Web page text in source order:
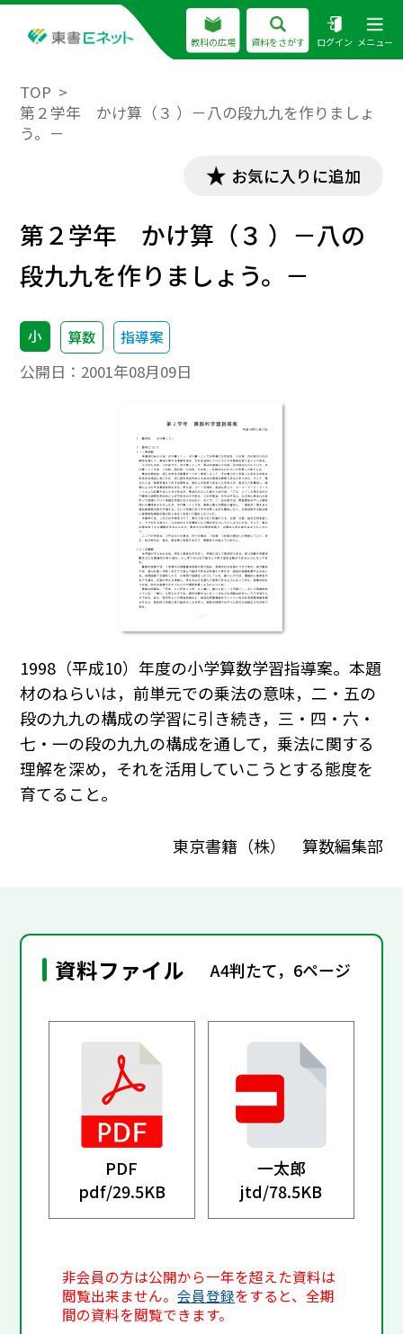
教科の広場 資料をさがす ログイン メニュー
TOP
第２学年 かけ算（３ ）－八の段九九を作りましょ
う。－
お気に入りに追加
第２学年 かけ算（３ ）－八の
段九九を作りましょう。－
小 算数 指導案
公開日： 2001年08月09日
1998（平成10）年度の小学算数学習指導案。本題
材のねらいは，前単元での乗法の意味，二・五の
段の九九の構成の学習に引き続き，三・四・六・
七・一の段の九九の構成を通して，乗法に関する
理解を深め，それを活用していこうとする態度を
育てること。
東京書籍（株） 算数編集部
資料ファイル A4判たて，6ページ
PDF
pdf/29.5KB
一太郎
jtd/78.5KB
非会員の方は公開から一年を超えた資料は
閲覧出来ません。会員登録をすると、全期
間の資料を閲覧できます。